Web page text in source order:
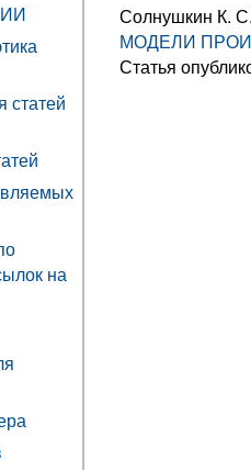
ИИ
статей
на
Солнушкин К.
МОДЕЛИ
Статья